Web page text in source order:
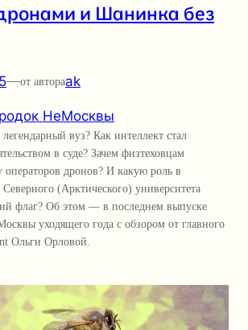
и Шанинка без
—от автораak
НеМосквы
вуз? Как интеллект стал
в суде? Зачем физтеховцам
операторов дронов? И какую роль в
(Арктического) университета
флаг? Об этом — в последнем выпуске
уходящего года с обзором от главного
Ольги Орловой.